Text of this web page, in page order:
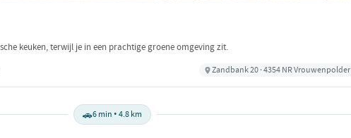
keuken, terwijl je in een prachtige groene omgeving zit.
Zandbank 20 · 4354 NR Vrouwenpolder
🚗6 min • 4.8 km